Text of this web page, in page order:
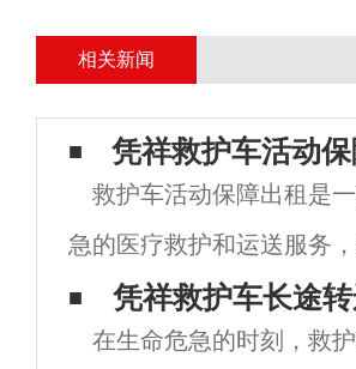
相关新闻
凭祥救护车活动保
救护车活动保障出租是
急的医疗救护和运送服务
而，许多人可能不知道的
务。这些救护车的出租可
凭祥救护车长途
在生命危急的时刻，救